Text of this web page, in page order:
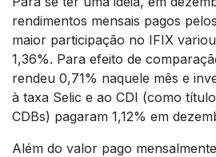
rendimentos mensais pagos
maior participação no IFIX
1,36%. Para efeito de
rendeu 0,71% naquele mês e
à taxa Selic e ao CDI (como
CDBs) pagaram 1,12% em
Além do valor pago